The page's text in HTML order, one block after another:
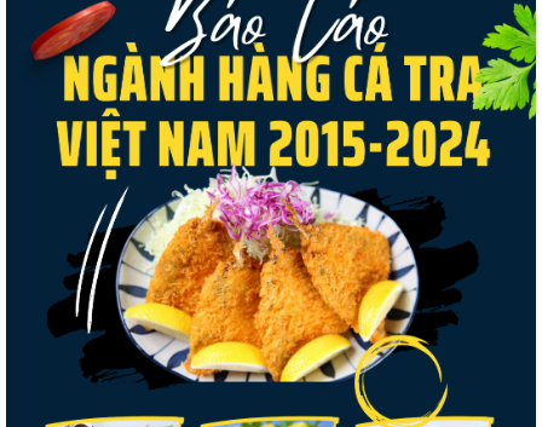
Thuế Mục 301 và bài toán thích ứng của
tôm Việt tại thị...
Nguồn cung giảm, giá cá rô phi Trung
Quốc tiếp tục tăng
Điểm tin thủy sản thế giới ngày 3/8/2026